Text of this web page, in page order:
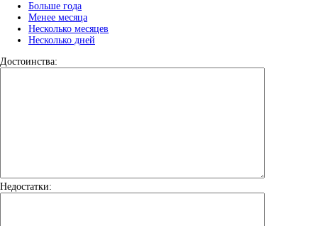
Больше года
Менее месяца
Несколько месяцев
Несколько дней
Достоинства:
Недостатки: